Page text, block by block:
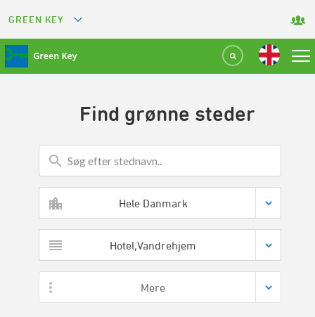
GREEN KEY
GREEN RESTAURANT
GREEN SPORT FACILITY
GREEN CAMPING
GREEN ATTRACTION
Find grønne steder
Hele Danmark
Hotel,Vandrehjem
Mere